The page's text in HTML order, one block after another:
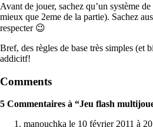
Avant de jouer, sachez qu’un système
mieux que 2eme de la partie). Sachez
respecter 😉
Bref, des règles de base très simples (et
addicitf!
Comments
5 Commentaires à “Jeu flash
manouchka le 10 février 2011 à